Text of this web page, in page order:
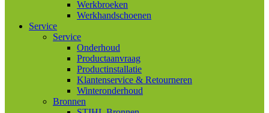
Werkbroeken
Werkhandschoenen
Service
Service
Onderhoud
Productaanvraag
Productinstallatie
Klantenservice & Retourneren
Winteronderhoud
Bronnen